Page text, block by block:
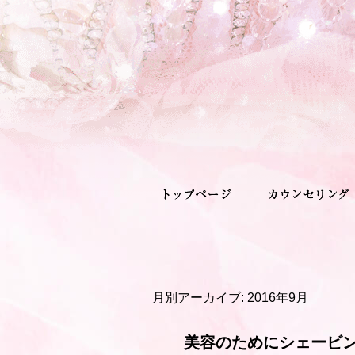
月別アーカイブ: 2016年9月
美容のためにシェービ